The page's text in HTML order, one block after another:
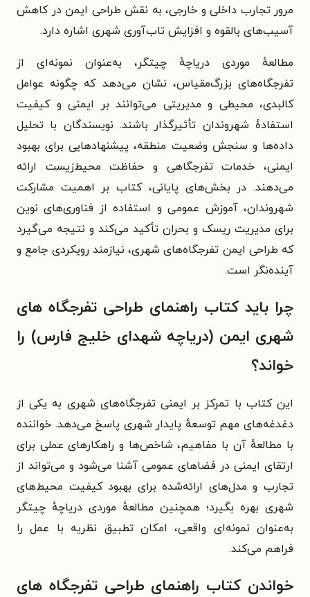
مرور تجارب داخلی و خارجی، به نقش طراحی ایمن در کاهش
آسیب‌های بالقوه و افزایش تاب‌آوری شهری اشاره دارد.
مطالعهٔ موردی دریاچهٔ چیتگر، به‌عنوان نمونه‌ای از
تفرجگاه‌های بزرگ‌مقیاس، نشان می‌دهد که چگونه عوامل
کالبدی، محیطی و مدیریتی می‌توانند بر ایمنی و کیفیت
استفادهٔ شهروندان تأثیرگذار باشند. نویسندگان با تحلیل
داده‌ها و سنجش وضعیت منطقه، پیشنهادهایی برای بهبود
ایمنی، خدمات تفرجگاهی و حفاظت محیط‌زیست ارائه
می‌دهند. در بخش‌های پایانی، کتاب بر اهمیت مشارکت
شهروندان، آموزش عمومی و استفاده از فناوری‌های نوین
برای مدیریت ریسک و بحران تأکید می‌کند و نتیجه می‌گیرد
که طراحی ایمن تفرجگاه‌های شهری، نیازمند رویکردی جامع و
آینده‌نگر است.
چرا باید کتاب راهنمای طراحی تفرجگاه های
شهری ایمن (دریاچه شهدای خلیج فارس) را
خواند؟
این کتاب با تمرکز بر ایمنی تفرجگاه‌های شهری به یکی از
دغدغه‌های مهم توسعهٔ پایدار شهری پاسخ می‌دهد. خواننده
با مطالعهٔ آن با مفاهیم، شاخص‌ها و راهکارهای عملی برای
ارتقای ایمنی در فضاهای عمومی آشنا می‌شود و می‌تواند از
تجارب و مدل‌های ارائه‌شده برای بهبود کیفیت محیط‌های
شهری بهره بگیرد؛ همچنین مطالعهٔ موردی دریاچهٔ چیتگر
به‌عنوان نمونه‌ای واقعی، امکان تطبیق نظریه با عمل را
فراهم می‌کند.
خواندن کتاب راهنمای طراحی تفرجگاه های